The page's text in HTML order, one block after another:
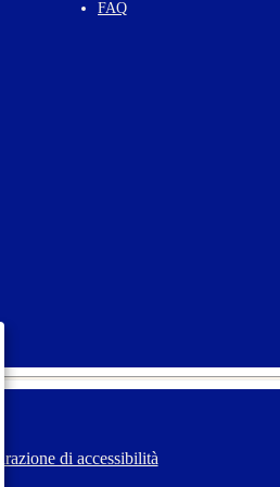
Autorizzo il trattamento dei
FAQ
F
di accessibilità